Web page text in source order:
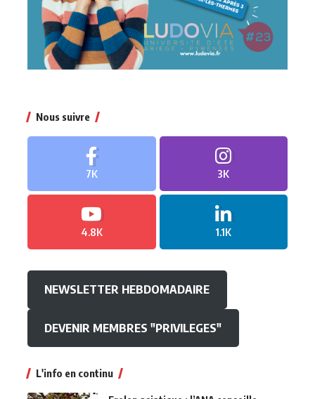
Nous suivre
7K 3K
4.8K 1.1K
NEWSLETTER HEBDOMADAIRE
DEVENIR MEMBRES "PRIVILEGES"
L'info en continu